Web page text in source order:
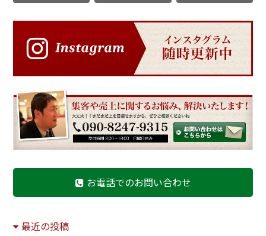
お電話でのお問い合わせ
最近の投稿